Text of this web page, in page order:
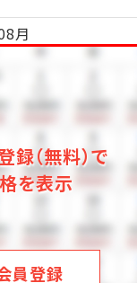
月
（無料）で
を表示
員登録